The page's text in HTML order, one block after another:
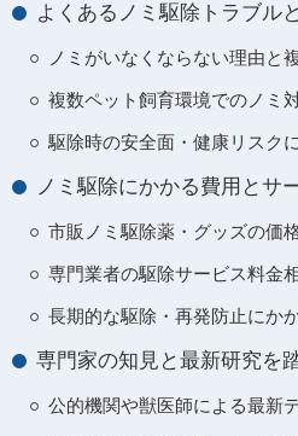
よくあるノミ駆除トラブル
ノミがいなくならない理由と
複数ペット飼育環境でのノミ
駆除時の安全面・健康リスク
ノミ駆除にかかる費用とサ
市販ノミ駆除薬・グッズの価
専門業者の駆除サービス料金
長期的な駆除・再発防止にか
専門家の知見と最新研究を
公的機関や獣医師による最新